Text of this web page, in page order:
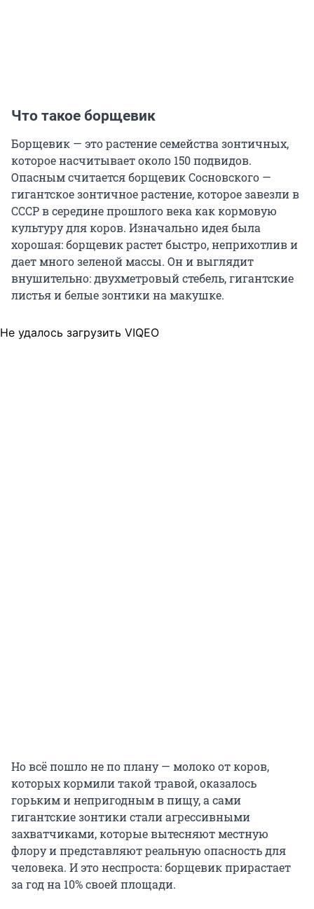
Что такое борщевик
Борщевик — это растение семейства зонтичных,
которое насчитывает около 150 подвидов.
Опасным считается борщевик Сосновского —
гигантское зонтичное растение, которое завезли в
СССР в середине прошлого века как кормовую
культуру для коров. Изначально идея была
хорошая: борщевик растет быстро, неприхотлив и
дает много зеленой массы. Он и выглядит
внушительно: двухметровый стебель, гигантские
листья и белые зонтики на макушке.
Не удалось загрузить VIQEO
Но всё пошло не по плану — молоко от коров,
которых кормили такой травой, оказалось
горьким и непригодным в пищу, а сами
гигантские зонтики стали агрессивными
захватчиками, которые вытесняют местную
флору и представляют реальную опасность для
человека. И это неспроста: борщевик прирастает
за год на 10% своей площади.